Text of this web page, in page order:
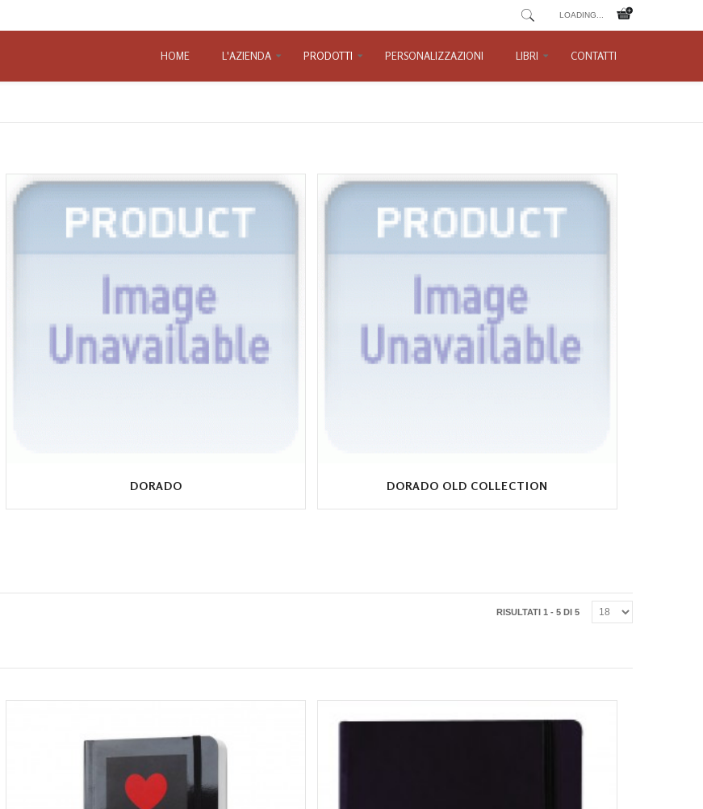
LOADING...
HOME L'AZIENDA PRODOTTI PERSONALIZZAZIONI LIBRI CONTATTI
DORADO DORADO OLD COLLECTION
RISULTATI 1 - 5 DI 5